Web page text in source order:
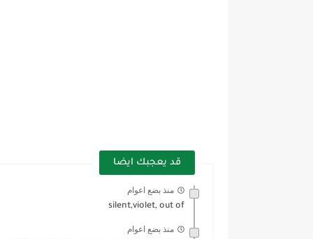
قد يعجبك ايضا
منذ بضع اعوام
silent,violet, out of
منذ بضع اعوام